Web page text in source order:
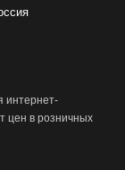
интернет-
цен в розничных